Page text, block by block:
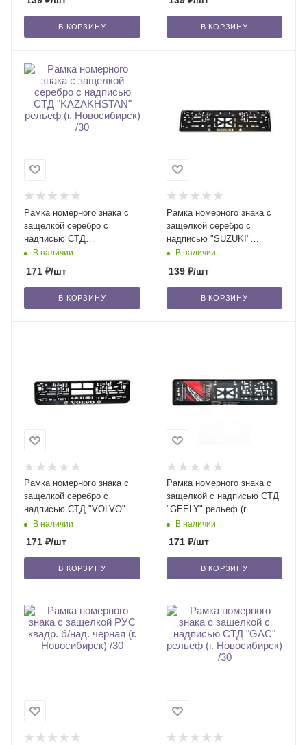
В КОРЗИНУ В КОРЗИНУ
Рамка номерного знака с
защелкой серебро с
надписью СТД
"KAZAKHSTAN" рельеф (г.
В наличии
171 ₽/шт
В КОРЗИНУ
Рамка номерного знака с
защелкой серебро с
надписью "SUZUKI"
рельеф (г. Новосибирск) /30
В наличии
139₽/шт
В КОРЗИНУ
Рамка номерного знака с
защелкой серебро с
надписью СТД "VOLVO"
рельеф (г. Новосибирск) /30
В наличии
171 ₽/шт
В КОРЗИНУ
Рамка номерного знака с
защелкой с надписью СТД
"GEELY" рельеф (г.
Новосибирск) /30
В наличии
171₽/шт
В КОРЗИНУ